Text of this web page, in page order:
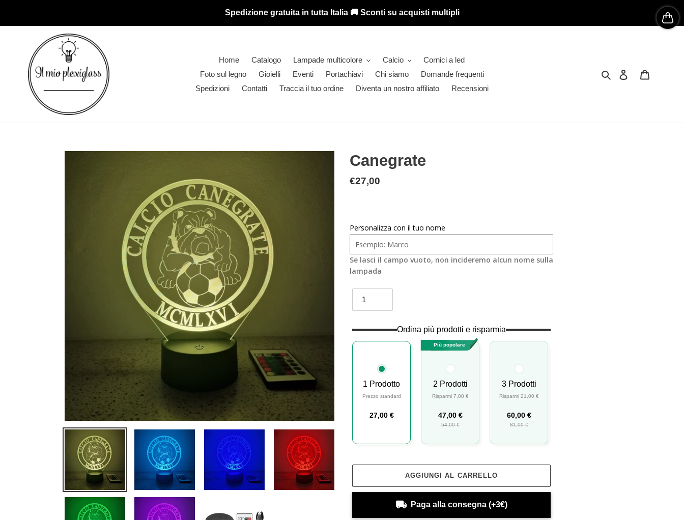
ai
Spedizione gratuita in tutta Italia 🚚 Sconti su acquisti multipli
Home Catalogo Lampade multicolore Calcio
Cornici a led
Foto sul legno
Gioielli Eventi Portachiavi Chi siamo
Domande frequenti
Spedizioni
Contatti Traccia il tuo ordine Diventa un nostro affiliato Recensioni
Cerca Accedi
Canegrate
Prezzo
€27,00
Personalizza con il tuo nome
Se lasci il campo vuoto, non incideremo alcun nome sulla
lampada
Ordina più prodotti e risparmia
1 Prodotto
Prezzo standard
27,00 €
Più popolare
2 Prodotti
Risparmi 7,00 €
47,00 €
54,00 €
3 Prodotti
Risparmi 21,00 €
60,00 €
81,00 €
AGGIUNGI AL CARRELLO
Paga alla consegna (+3€)